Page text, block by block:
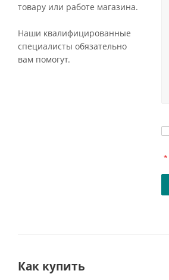
товару или работе магазина.
Наши квалифицированные
специалисты обязательно
вам помогут.
*
Как купить